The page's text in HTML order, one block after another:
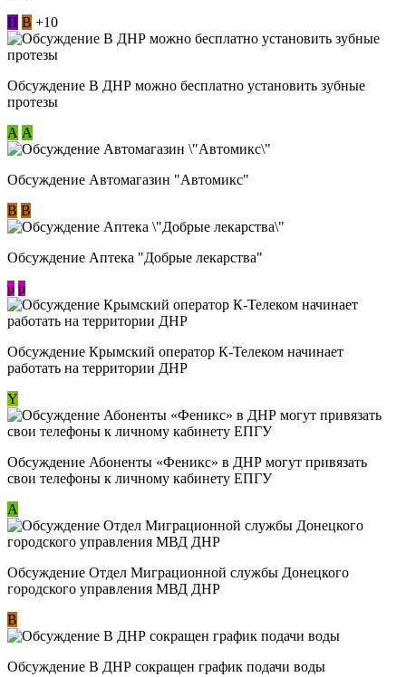
Н В +10
Обсуждение В ДНР можно бесплатно установить зубные
протезы
А А
Обсуждение Автомагазин "Автомикс"
В В
Обсуждение Аптека "Добрые лекарства"
p p
Обсуждение Крымский оператор К-Телеком начинает
работать на территории ДНР
Y
Обсуждение ​Абоненты «Феникс» в ДНР могут привязать
свои телефоны к личному кабинету ЕПГУ
А
Обсуждение Отдел Миграционной службы Донецкого
городского управления МВД ДНР
В
Обсуждение В ДНР сокращен график подачи воды